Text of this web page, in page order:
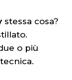
stessa cosa?
o più